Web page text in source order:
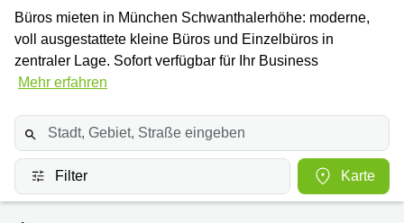
Business
center
Coworking
Space
Seminarraum
Büro
mieten
München
Geschäftsadresse
mieten
Düsseldorf
Stuttgart
Dortmund
Ellipson
Ruhrallee
Dortmund
Office Club
Ballindamm
3
Rahel-
Hirsch-
Büro vermieten
Preis
Log-in
Büros mieten in München Schwanthalerhöhe: moderne,
voll ausgestattete kleine Büros und Einzelbüros in
zentraler Lage. Sofort verfügbar für Ihr Business
Mehr erfahren
Filter Karte